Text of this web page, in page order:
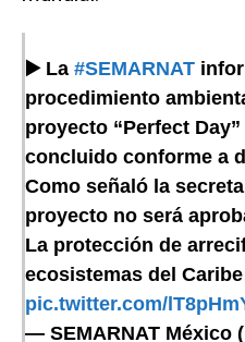
▶️ La #SEMARNAT
procedimiento
proyecto “Perfect
concluido conforme a
Como señaló la
proyecto no será
La protección de
ecosistemas del
pic.twitter.com/
— SEMARNAT México